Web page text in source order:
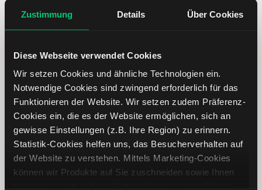
Zustimmung Details Über Cookies
Diese Webseite verwendet Cookies
Wir setzen Cookies und ähnliche Technologien ein.
Notwendige Cookies sind zwingend erforderlich für das
Funktionieren der Website. Wir setzen zudem Präferenz-
Cookies ein, die es der Website ermöglichen, sich an
gewisse Einstellungen (z.B. Ihre Region) zu erinnern.
Statistik-Cookies helfen uns, das Besucherverhalten auf
der Website zu verstehen. Mittels Marketing-Cookies
können wir Produkte auf Sie zuschneiden sowie Ihnen
Constellation Energy Aktie analysieren
Lernen Sie mit LYNX, wie Sie den Kursverlauf der
Constellation Energy Aktie mithilfe technischer Analyse
besser einordnen, relevante Fundamentaldaten
interpretieren und frühzeitig potenzielle
Trendveränderungen erkennen. So können Sie fundierte
Handelsentscheidungen treffen. Jetzt den Bereich Trading